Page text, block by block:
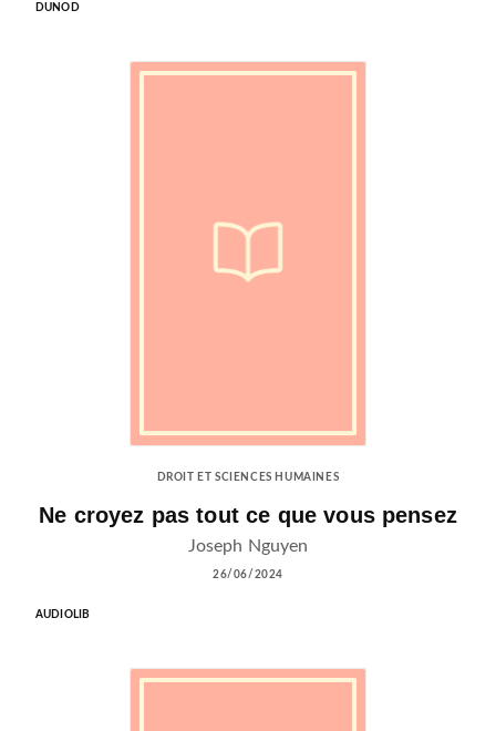
DUNOD
DROIT ET SCIENCES HUMAINES
Ne croyez pas tout ce que vous pensez
Joseph Nguyen
26/06/2024
AUDIOLIB